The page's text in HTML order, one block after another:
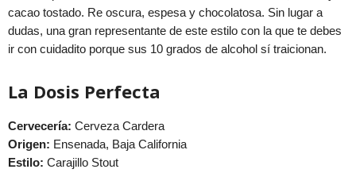
cacao tostado. Re oscura, espesa y chocolatosa. Sin lugar a
dudas, una gran representante de este estilo con la que te debes
ir con cuidadito porque sus 10 grados de alcohol sí traicionan.
La Dosis Perfecta
Cervecería: Cerveza Cardera
Origen: Ensenada, Baja California
Estilo: Carajillo Stout